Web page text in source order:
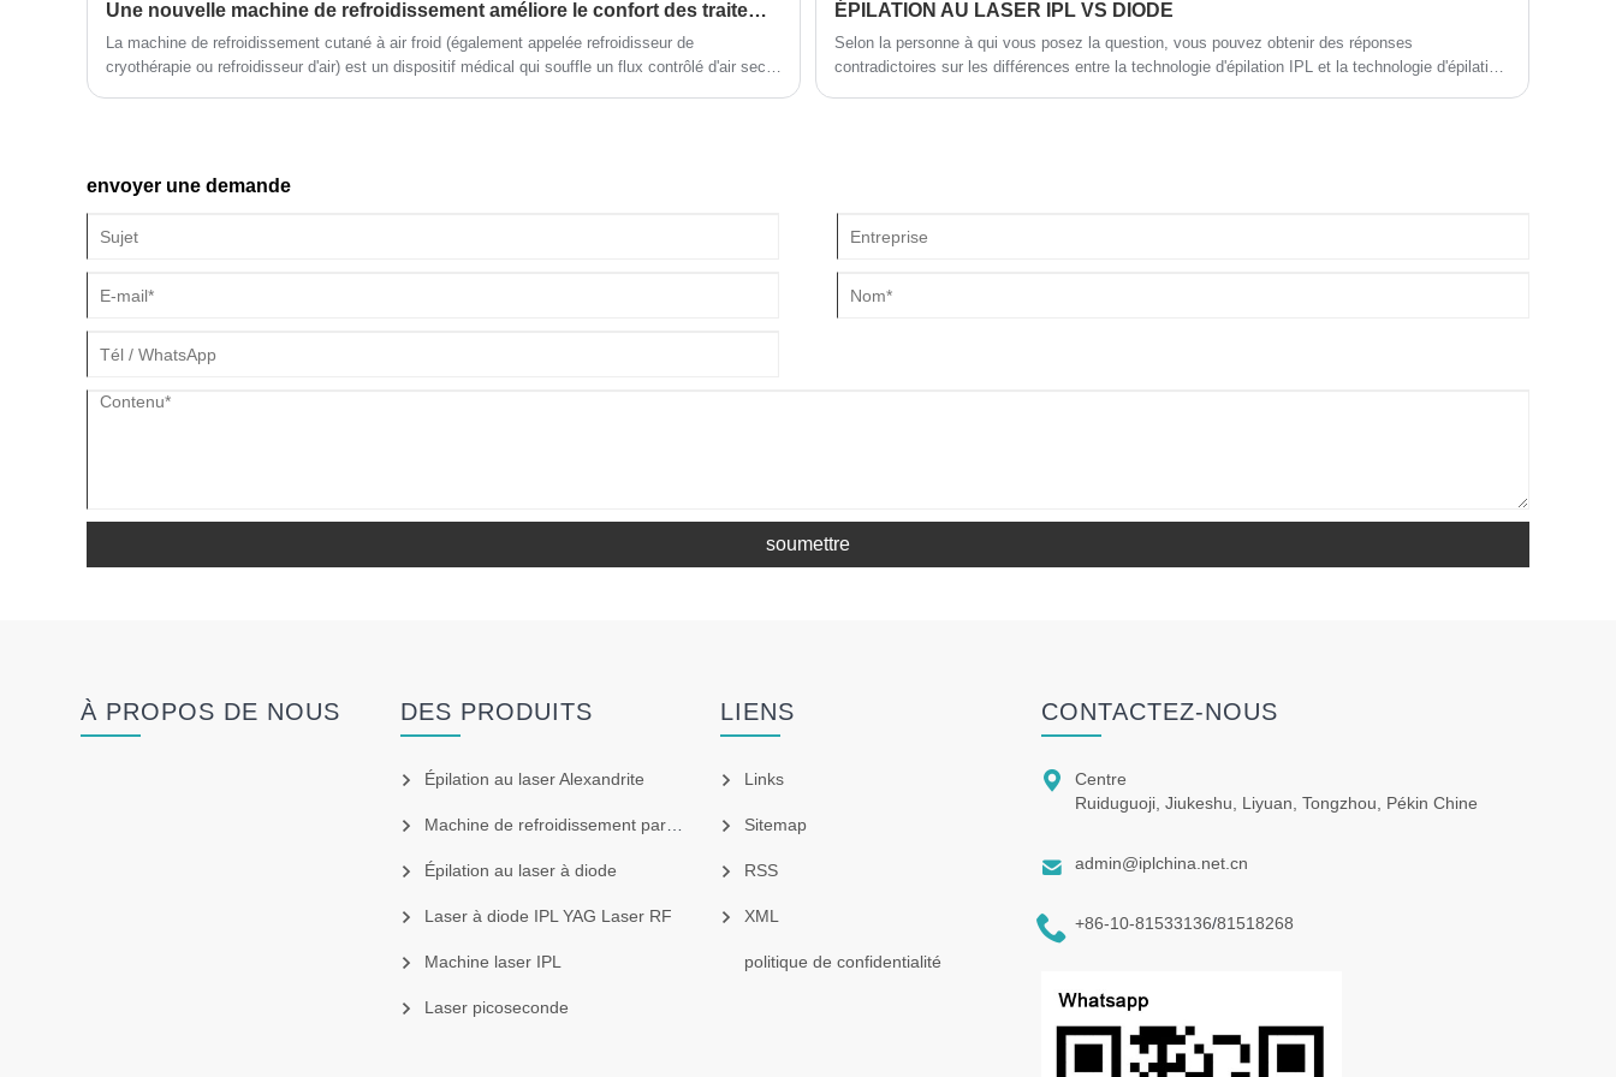
Une nouvelle machine de refroidissement améliore le confort des traitements
La machine de refroidissement cutané à air froid (également appelée refroidisseur de
cryothérapie ou refroidisseur d'air) est un dispositif médical qui souffle un flux contrôlé d'air sec
ÉPILATION AU LASER IPL VS DIODE
Selon la personne à qui vous posez la question, vous pouvez obtenir des réponses
contradictoires sur les différences entre la technologie d'épilation IPL et la technologie d'épilation
envoyer une demande
soumettre
À PROPOS DE NOUS DES PRODUITS
Épilation au laser Alexandrite
Machine de refroidissement par air
Épilation au laser à diode
Laser à diode IPL YAG Laser RF
Machine laser IPL
Laser picoseconde
LIENS
Links
Sitemap
RSS
XML
politique de confidentialité
CONTACTEZ-NOUS

Centre
Ruiduguoji, Jiukeshu, Liyuan, Tongzhou, Pékin Chine
 admin@iplchina.net.cn
 +86-10-81533136/81518268